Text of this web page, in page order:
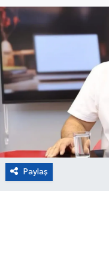
Paylaş
Eğitim
Sağlık
Magazin
Turizm
Çevre
Kültür ve Sanat